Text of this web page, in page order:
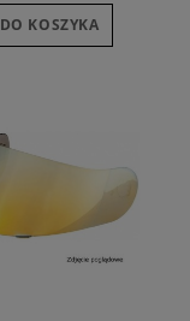
DO KOSZYKA